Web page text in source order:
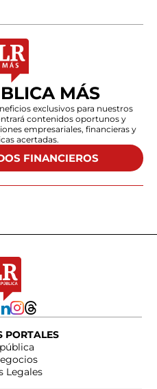
MÁS
exclusivos para nuestros
contenidos oportunos y
empresariales, financieras y
acertadas.
FINANCIEROS
PORTALES
Legales